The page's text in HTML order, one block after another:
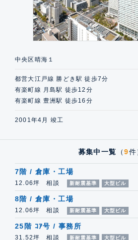
中央区晴海１
都営大江戸線 勝どき駅 徒歩7分
有楽町線 月島駅 徒歩12分
有楽町線 豊洲駅 徒歩16分
2001年4月 竣工
募集中一覧 （9件
7階 / 倉庫・工場
12.06坪 相談 新耐震基準 大型ビル
8階 / 倉庫・工場
12.06坪 相談 新耐震基準 大型ビル
25階 ｺｱ号 / 事務所
31.52坪 相談 新耐震基準 大型ビル